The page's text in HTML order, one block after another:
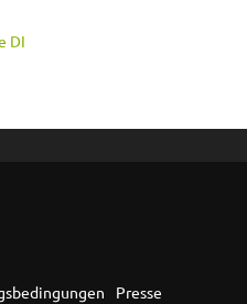
DI
Presse